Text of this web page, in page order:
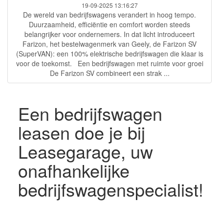
19-09-2025 13:16:27
De wereld van bedrijfswagens verandert in hoog tempo.
Duurzaamheid, efficiëntie en comfort worden steeds
belangrijker voor ondernemers. In dat licht introduceert
Farizon, het bestelwagenmerk van Geely, de Farizon SV
(SuperVAN): een 100% elektrische bedrijfswagen die klaar is
voor de toekomst. Een bedrijfswagen met ruimte voor groei
De Farizon SV combineert een strak ...
Een bedrijfswagen
leasen doe je bij
Leasegarage, uw
onafhankelijke
bedrijfswagenspecialist!